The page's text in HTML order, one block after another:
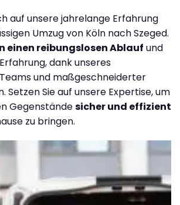
auf unsere jahrelange Erfahrung
Umzug von Köln nach Szeged.
einen reibungslosen Ablauf und
dank unseres
und maßgeschneiderter
Setzen Sie auf unsere Expertise, um
Gegenständesicher und effizient
zu bringen.